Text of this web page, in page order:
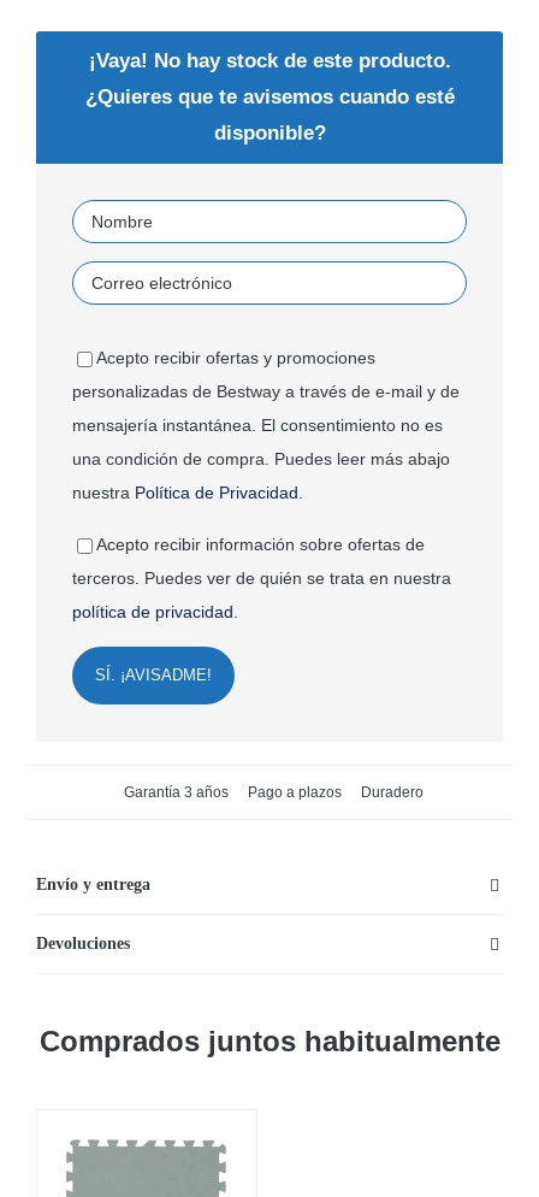
¡Vaya! No hay stock de este producto.
¿Quieres que te avisemos cuando esté
disponible?
Acepto recibir ofertas y promociones
personalizadas de Bestway a través de e-mail y de
mensajería instantánea. El consentimiento no es
una condición de compra. Puedes leer más abajo
nuestra Política de Privacidad
Acepto recibir información sobre ofertas de
terceros. Puedes ver de quién se trata en nuestra
política de privacidad
SÍ. ¡AVISADME!
Garantía 3 años Pago a plazos Duradero
Envío y entrega
Devoluciones
Comprados juntos habitualmente